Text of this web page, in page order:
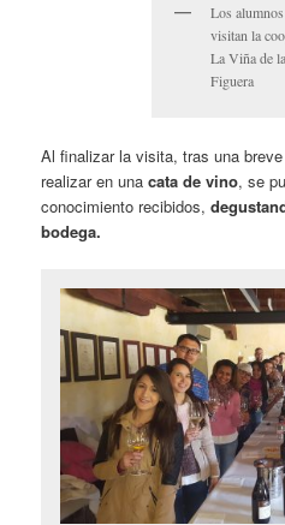
Los
visitan la
La Viña de
Figuera
Al finalizar la visita, tras una
realizar en una cata de vino, se
conocimiento recibidos,
bodega.